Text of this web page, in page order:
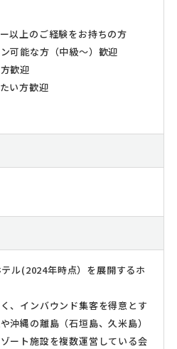
以上のご経験をお持ちの方
可能な方（中級～）歓迎
歓迎
い方歓迎
ル(2024年時点）を展開するホ
、インバウンド集客を得意とす
沖縄の離島（石垣島、久米島）
ート施設を複数運営している会